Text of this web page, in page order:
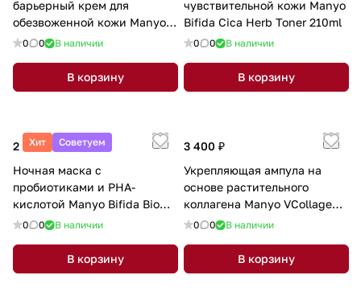
барьерный крем для
обезвоженной кожи Manyo
Panthetoin Cream 80мл
0 0 В наличии
В корзину
чувствительной кожи Manyo
Bifida Cica Herb Toner 210ml
0 0 В наличии
В корзину
Хит Советуем
2 800 ₽
Ночная маска с
пробиотиками и PHA-
кислотой Manyo Bifida Biome
Deep Sleeping Mask 100ml
0 0 В наличии
В корзину
3 400 ₽
Укрепляющая ампула на
основе растительного
коллагена Manyo VCollagen
Heart Fit Ampoule 50мл
0 0 В наличии
В корзину